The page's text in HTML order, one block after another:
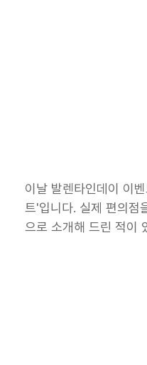
이날 발렌타인데이 이
트'입니다. 실제 편의점
으로 소개해 드린 적이